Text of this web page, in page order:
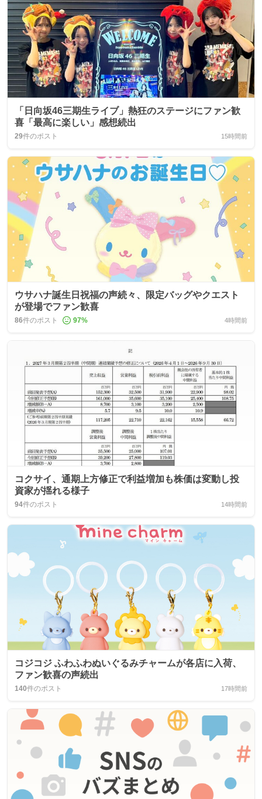
「日向坂46三期生ライブ」熱狂のステージにファン歓
喜「最高に楽しい」感想続出
29件のポスト 15時間前
ウサハナ誕生日祝福の声続々、限定バッグやクエスト
が登場でファン歓喜
86件のポスト 97% 4時間前
コクサイ、通期上方修正で利益増加も株価は変動し投
資家が揺れる様子
94件のポスト 14時間前
コジコジ ふわふわぬいぐるみチャームが各店に入荷、
ファン歓喜の声続出
140件のポスト 17時間前